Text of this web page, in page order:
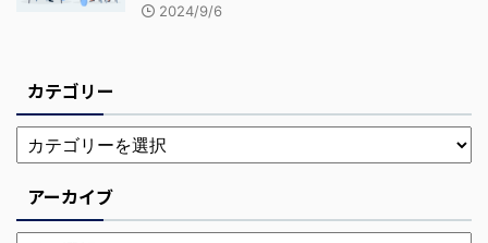
2024/9/6
カテゴリー
アーカイブ